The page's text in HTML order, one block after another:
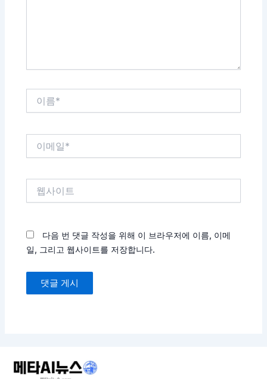
다음 번 댓글 작성을 위해 이 브라우저에 이름, 이메
일, 그리고 웹사이트를 저장합니다.